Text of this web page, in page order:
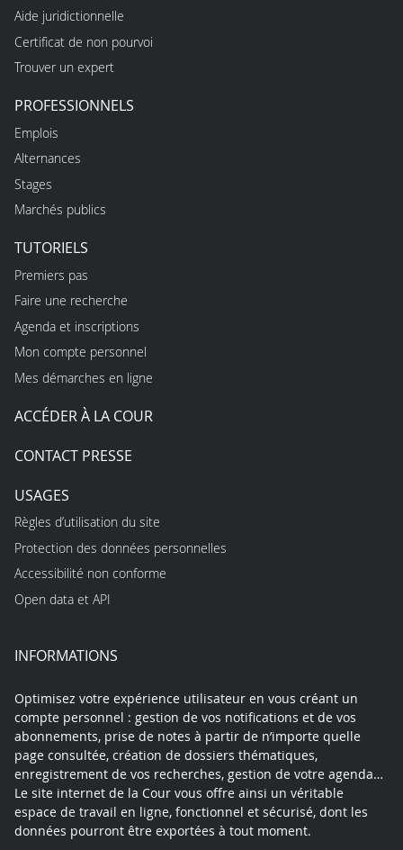
Aide juridictionnelle
Certificat de non pourvoi
Trouver un expert
PROFESSIONNELS
Emplois
Alternances
Stages
Marchés publics
TUTORIELS
Premiers pas
Faire une recherche
Agenda et inscriptions
Mon compte personnel
Mes démarches en ligne
ACCÉDER À LA COUR
CONTACT PRESSE
USAGES
Règles d’utilisation du site
Protection des données personnelles
Accessibilité non conforme
Open data et API
INFORMATIONS
Optimisez votre expérience utilisateur en vous créant un
compte personnel : gestion de vos notifications et de vos
abonnements, prise de notes à partir de n’importe quelle
page consultée, création de dossiers thématiques,
enregistrement de vos recherches, gestion de votre agenda…
Le site internet de la Cour vous offre ainsi un véritable
espace de travail en ligne, fonctionnel et sécurisé, dont les
données pourront être exportées à tout moment.